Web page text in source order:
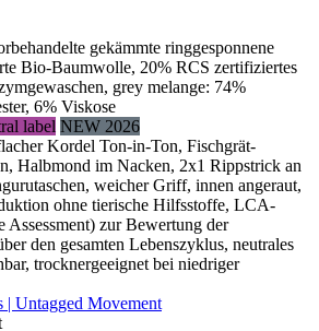
gekämmte ringgesponnene
Bio-Baumwolle, 20% RCS zertifiziertes
grey melange: 74%
6% Viskose
label NEW 2026
Kordel Ton-in-Ton, Fischgrät-
Halbmond im Nacken, 2x1 Rippstrick an
weicher Griff, innen angeraut,
ohne tierische Hilfsstoffe, LCA-
zur Bewertung der
den gesamten Lebenszyklus, neutrales
trocknergeeignet bei niedriger
| Untagged Movement